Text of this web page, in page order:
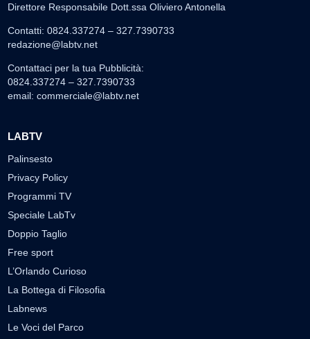
Direttore Responsabile Dott.ssa Oliviero Antonella
Contatti: 0824.337274 – 327.7390733
redazione@labtv.net
Contattaci per la tua Pubblicità:
0824.337274 – 327.7390733
email: commerciale@labtv.net
LABTV
Palinsesto
Privacy Policy
Programmi TV
Speciale LabTv
Doppio Taglio
Free sport
L’Orlando Curioso
La Bottega di Filosofia
Labnews
Le Voci del Parco